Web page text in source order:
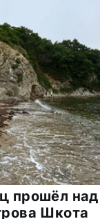
прошёл
Шкота